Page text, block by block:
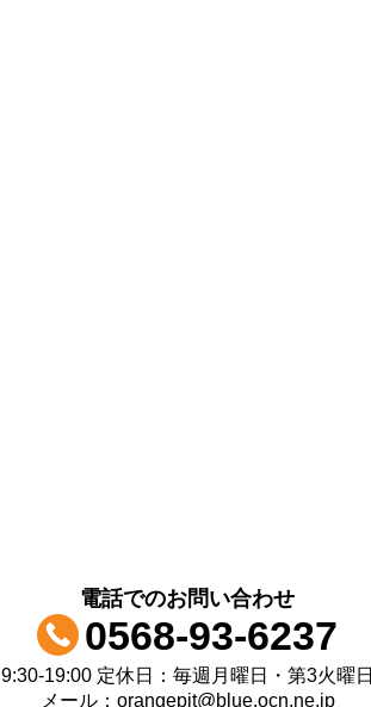
電話でのお問い合わせ
0568-93-6237
9:30-19:00 定休日：毎週月曜日・第3火曜日
メール：orangepit@blue.ocn.ne.jp